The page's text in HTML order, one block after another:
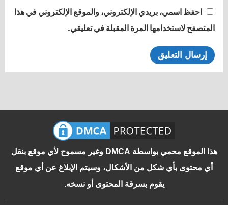
احفظ اسمي، بريدي الإلكتروني، والموقع الإلكتروني في هذا
المتصفح لاستخدامها المرة المقبلة في تعليقي.
هذا الموقع محمي بواسطة DMCA وغير مسموح لأي موقع بنقل
أي محتوى بأي شكل من الأشكال، وسيتم الإبلاغ عن أي موقع
يقوم بسرقة المحتوى أو نسخه.